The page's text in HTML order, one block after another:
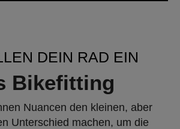
DEIN RAD EIN
Bikefitting
Nuancen den kleinen, aber
Unterschied machen, um die